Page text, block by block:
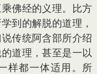
佛经的义理。比方
到的解脱的道理，
传统阿含部所介绍
道理，甚至是一以
样都一体适用。所